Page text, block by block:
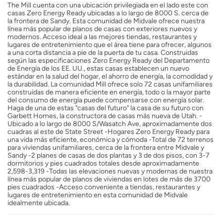
The Mill cuenta con una ubicación privilegiada en el lado este con
casas Zero Energy Ready ubicadas a lo largo de 8000 S. cerca de
la frontera de Sandy. Esta comunidad de Midvale ofrece nuestra
línea más popular de planos de casas con exteriores nuevos y
modernos. Acceso ideal a las mejores tiendas, restaurantes y
lugares de entretenimiento que el área tiene para ofrecer, algunos
a una corta distancia a pie de la puerta de tu casa. Construidas
según las especificaciones Zero Energy Ready del Departamento
de Energía de los EE. UU., estas casas establecen un nuevo
estándar en la salud del hogar, el ahorro de energía, la comodidad y
la durabilidad. La comunidad Mill ofrece solo 72 casas unifamiliares
construidas de manera eficiente en energía, todo o la mayor parte
del consumo de energía puede compensarse con energía solar.
Haga de una de estas "casas del futuro" la casa de su futuro con
Garbett Homes, la constructora de casas más nueva de Utah. -
Ubicado a lo largo de 8000 S/Wasatch Ave, aproximadamente dos
cuadras al este de State Street -Hogares Zero Energy Ready para
una vida más eficiente, económica y cómoda -Total de 72 terrenos
para viviendas unifamiliares, cerca de la frontera entre Midvale y
Sandy -2 planes de casas de dos plantas y 3 de dos pisos, con 3-7
dormitorios y pies cuadrados totales desde aproximadamente
2,598-3,319 -Todas las elevaciones nuevas y modernas de nuestra
línea más popular de planos de viviendas en lotes de más de 3700
pies cuadrados -Acceso conveniente a tiendas, restaurantes y
lugares de entretenimiento en esta comunidad de Midvale
idealmente ubicada.